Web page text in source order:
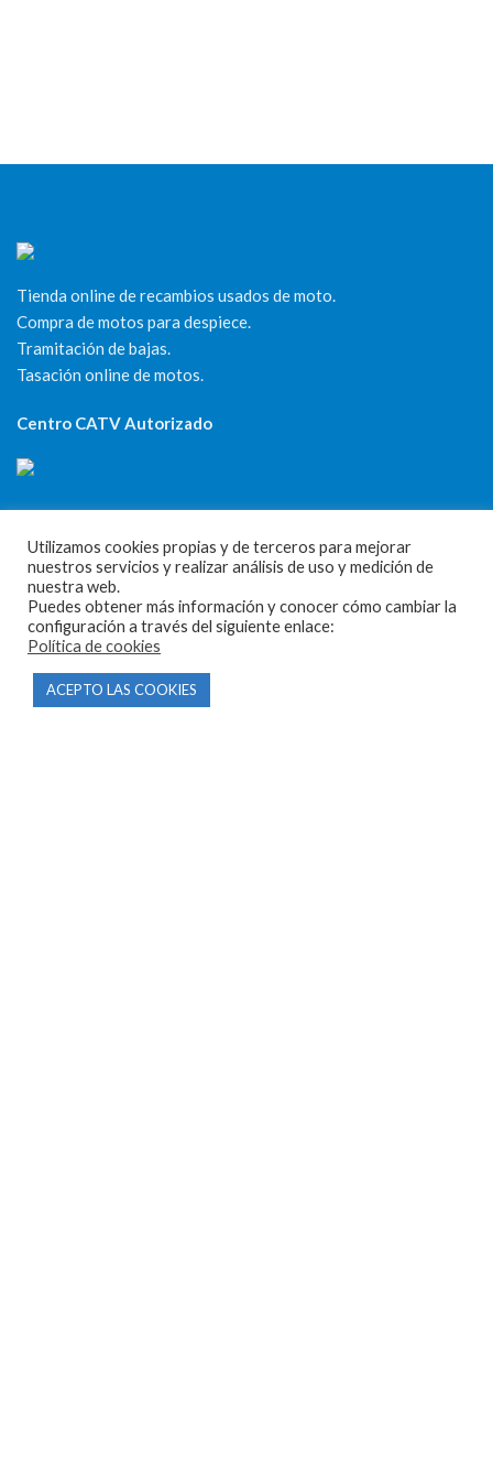
Tienda online de recambios usados de moto.
Compra de motos para despiece.
Tramitación de bajas.
Tasación online de motos.
Centro CATV Autorizado
CONTACTO
Parque Empresarial Las Condas , Nave 1
05440 Piedralaves-Ávila
Utilizamos cookies propias y de terceros para mejorar
nuestros servicios y realizar análisis de uso y medición de
nuestra web.
Puedes obtener más información y conocer cómo cambiar la
configuración a través del siguiente enlace:
Política de cookies
ACEPTO LAS COOKIES